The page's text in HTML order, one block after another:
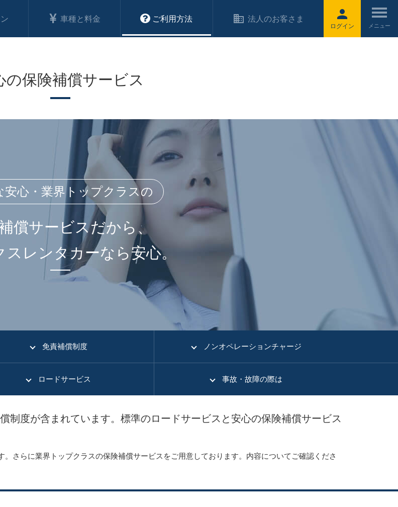
ログイン
車種と料金 ご利用方法 法人のお客さま
の保険補償サービス
安心・業界トップクラスの
償サービスだから、
スレンタカーなら安心。
免責補償制度 ノンオペレーションチャージ
ロードサービス 事故・故障の際は
制度が含まれています。標準のロードサービスと安心の保険補償サービス
さらに業界トップクラスの保険補償サービスをご用意しております。内容についてご確認くださ